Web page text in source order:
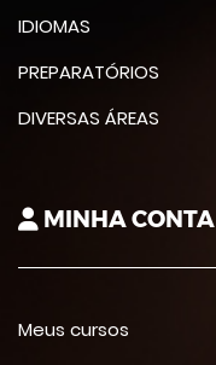
IDIOMAS
PREPARATÓRIOS
DIVERSAS ÁREAS
MINHA CONTA
Meus cursos